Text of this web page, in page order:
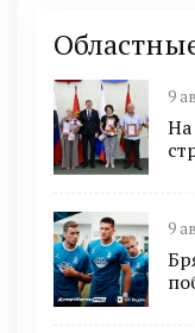
9
9